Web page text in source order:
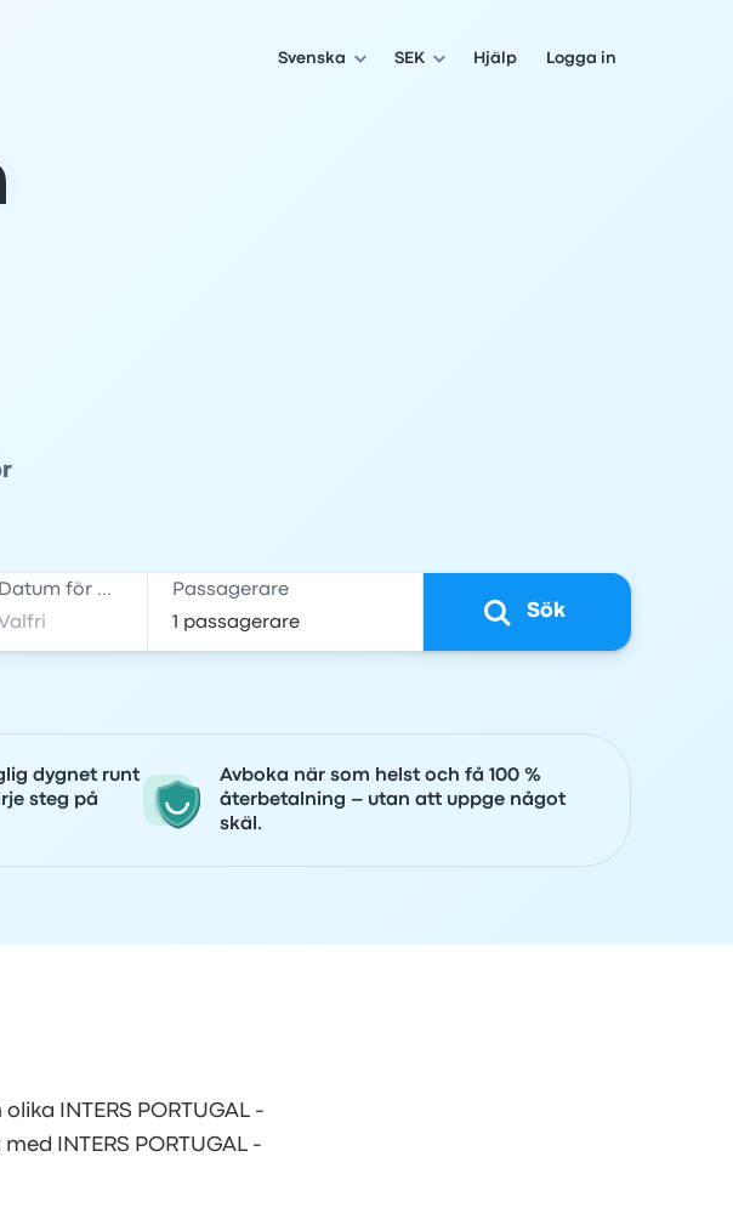
Svenska SEK Hjälp Logga in
Datum för hemresa Passagerare
Sök
dygnet runt
steg på
Avboka när som helst och få 100 %
återbetalning – utan att uppge något
skäl.
INTERS PORTUGAL -
INTERS PORTUGAL -